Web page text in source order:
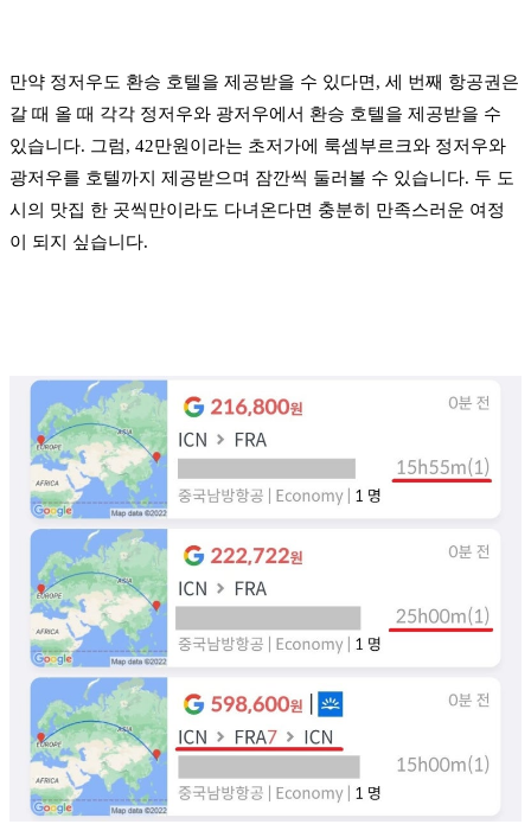
만약 정저우도 환승 호텔을 제공받을 수 있다면, 세 번째 항공권은
갈 때 올 때 각각 정저우와 광저우에서 환승 호텔을 제공받을 수
있습니다. 그럼, 42만원이라는 초저가에 룩셈부르크와 정저우와
광저우를 호텔까지 제공받으며 잠깐씩 둘러볼 수 있습니다. 두 도
시의 맛집 한 곳씩만이라도 다녀온다면 충분히 만족스러운 여정
이 되지 싶습니다.